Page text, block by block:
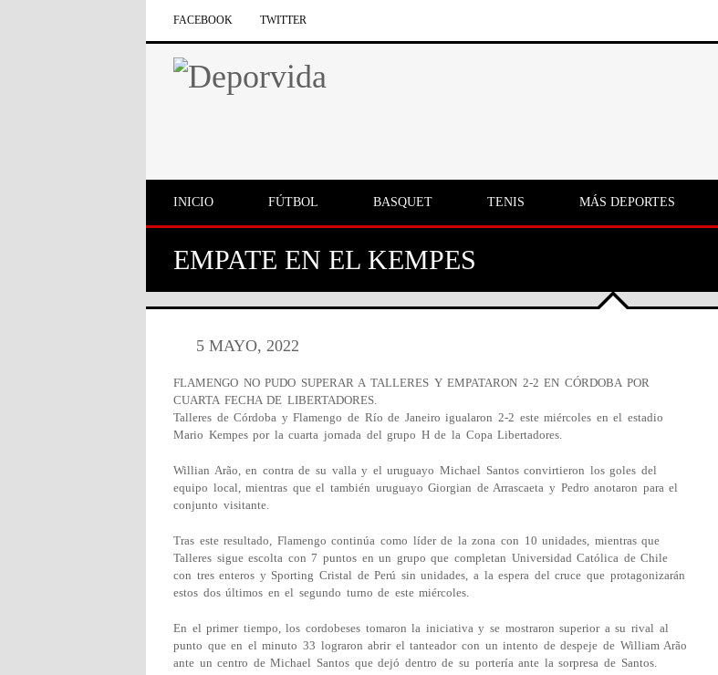
FACEBOOK TWITTER
INICIO FÚTBOL BASQUET TENIS MÁS DEPORTES
EMPATE EN EL KEMPES
5 MAYO, 2022
FLAMENGO NO PUDO SUPERAR A TALLERES Y EMPATARON 2-2 EN CÓRDOBA POR
CUARTA FECHA DE LIBERTADORES.
Talleres de Córdoba y Flamengo de Río de Janeiro igualaron 2-2 este miércoles en el estadio
Mario Kempes por la cuarta jornada del grupo H de la Copa Libertadores.
Willian Arão, en contra de su valla y el uruguayo Michael Santos convirtieron los goles del
equipo local, mientras que el también uruguayo Giorgian de Arrascaeta y Pedro anotaron para el
conjunto visitante.
Tras este resultado, Flamengo continúa como líder de la zona con 10 unidades, mientras que
Talleres sigue escolta con 7 puntos en un grupo que completan Universidad Católica de Chile
con tres enteros y Sporting Cristal de Perú sin unidades, a la espera del cruce que protagonizarán
estos dos últimos en el segundo turno de este miércoles.
En el primer tiempo, los cordobeses tomaron la iniciativa y se mostraron superior a su rival al
punto que en el minuto 33 lograron abrir el tanteador con un intento de despeje de William Arão
ante un centro de Michael Santos que dejó dentro de su portería ante la sorpresa de Santos.